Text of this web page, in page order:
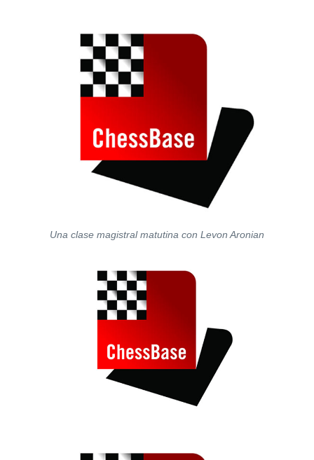
Una clase magistral matutina con Levon Aronian